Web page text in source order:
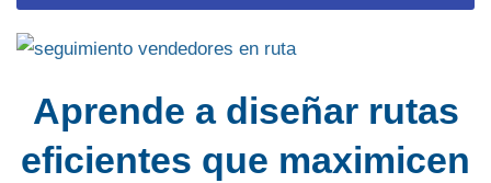
Aprende a diseñar rutas
eficientes que maximicen